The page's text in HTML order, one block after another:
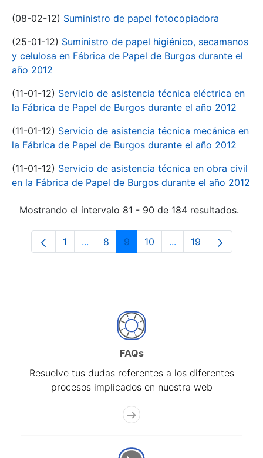
(08-02-12) Suministro de papel fotocopiadora
(25-01-12) Suministro de papel higiénico, secamanos
y celulosa en Fábrica de Papel de Burgos durante el
año 2012
(11-01-12) Servicio de asistencia técnica eléctrica en
la Fábrica de Papel de Burgos durante el año 2012
(11-01-12) Servicio de asistencia técnica mecánica en
la Fábrica de Papel de Burgos durante el año 2012
(11-01-12) Servicio de asistencia técnica en obra civil
en la Fábrica de Papel de Burgos durante el año 2012
Mostrando el intervalo 81 - 90 de 184 resultados.
Página
1 ...Páginas intermedias Use TAB para
Página
8 Página
9 Página
10 ...PáginasPágina
19
FAQs
Resuelve tus dudas referentes a los diferentes
procesos implicados en nuestra web